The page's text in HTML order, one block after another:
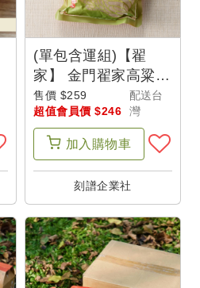
(單包含運組)【翟
家】 金門翟家高粱酸
白菜(600g/包)
售價 $259
超值會員價 $246
配送台
灣
加入購物車
刻譜企業社